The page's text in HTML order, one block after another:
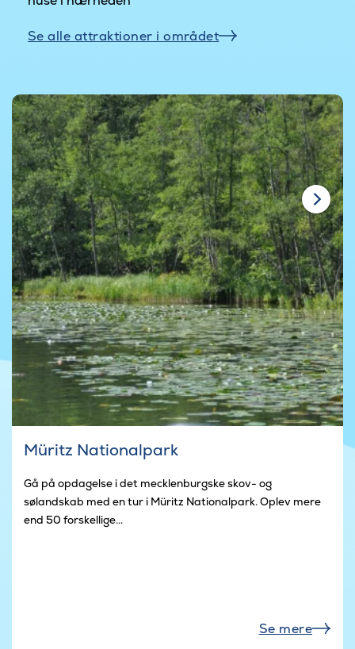
Se alle attraktioner i området
Müritz Nationalpark
Gå på opdagelse i det mecklenburgske skov- og
sølandskab med en tur i Müritz Nationalpark. Oplev mere
end 50 forskellige...
Se mere